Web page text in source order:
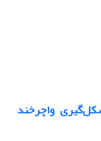
واچرخند